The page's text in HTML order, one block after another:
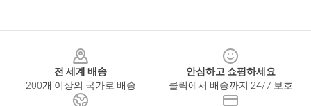
전 세계 배송
200개 이상의 국가로 배송
안심하고 쇼핑하세요
클릭에서 배송까지 24/7 보호